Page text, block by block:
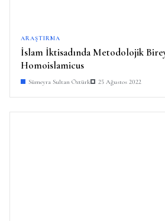
ARAŞTIRMA
İslam İktisadında Metodolojik
Homoislamicus
Sümeyra Sultan Öztürk 25 Ağustos 2022